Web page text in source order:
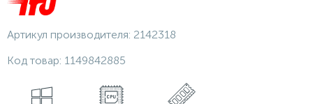
Артикул производителя: 2142318
Код товар: 1149842885